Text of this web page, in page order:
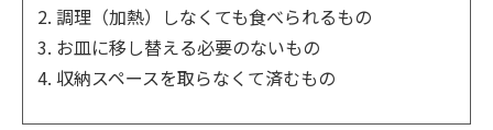
調理（加熱）しなくても食べられるもの
お皿に移し替える必要のないもの
収納スペースを取らなくて済むもの